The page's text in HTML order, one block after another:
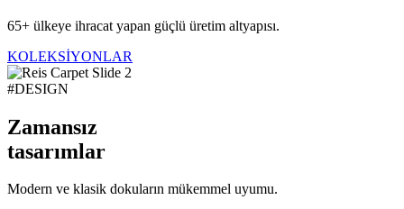
65+ ülkeye ihracat yapan güçlü üretim altyapısı.
KOLEKSİYONLAR
#DESIGN
Zamansız
tasarımlar
Modern ve klasik dokuların mükemmel uyumu.